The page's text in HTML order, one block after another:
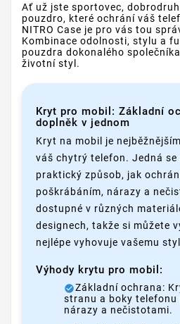
Ať už jste sportovec,
pouzdro, které ochrání váš
NITRO Case je pro vás tou
Kombinace odolnosti, stylu a
pouzdra dokonalého
životní styl.
Kryt pro mobil: Základní
doplněk v jednom
Kryt na mobil je
váš chytrý telefon. Jedná se
praktický způsob, jak
poškrábáním, nárazy a
dostupné v různých
designech, takže si můžete
nejlépe vyhovuje vašemu
Výhody krytu pro mobil:
Základní ochrana:
stranu a boky telefonu
nárazy a nečistotami.